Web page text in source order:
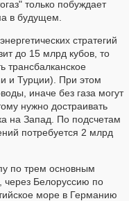
только побуждает
в будущем.
стратегий
до 15 млрд кубов, то
трансбалканское
и Турции). При этом
иначе без газа могут
нужно достраивать
на Запад. По подсчетам
потребуется 2 млрд
по трем основным
через Белоруссию по
море в Германию